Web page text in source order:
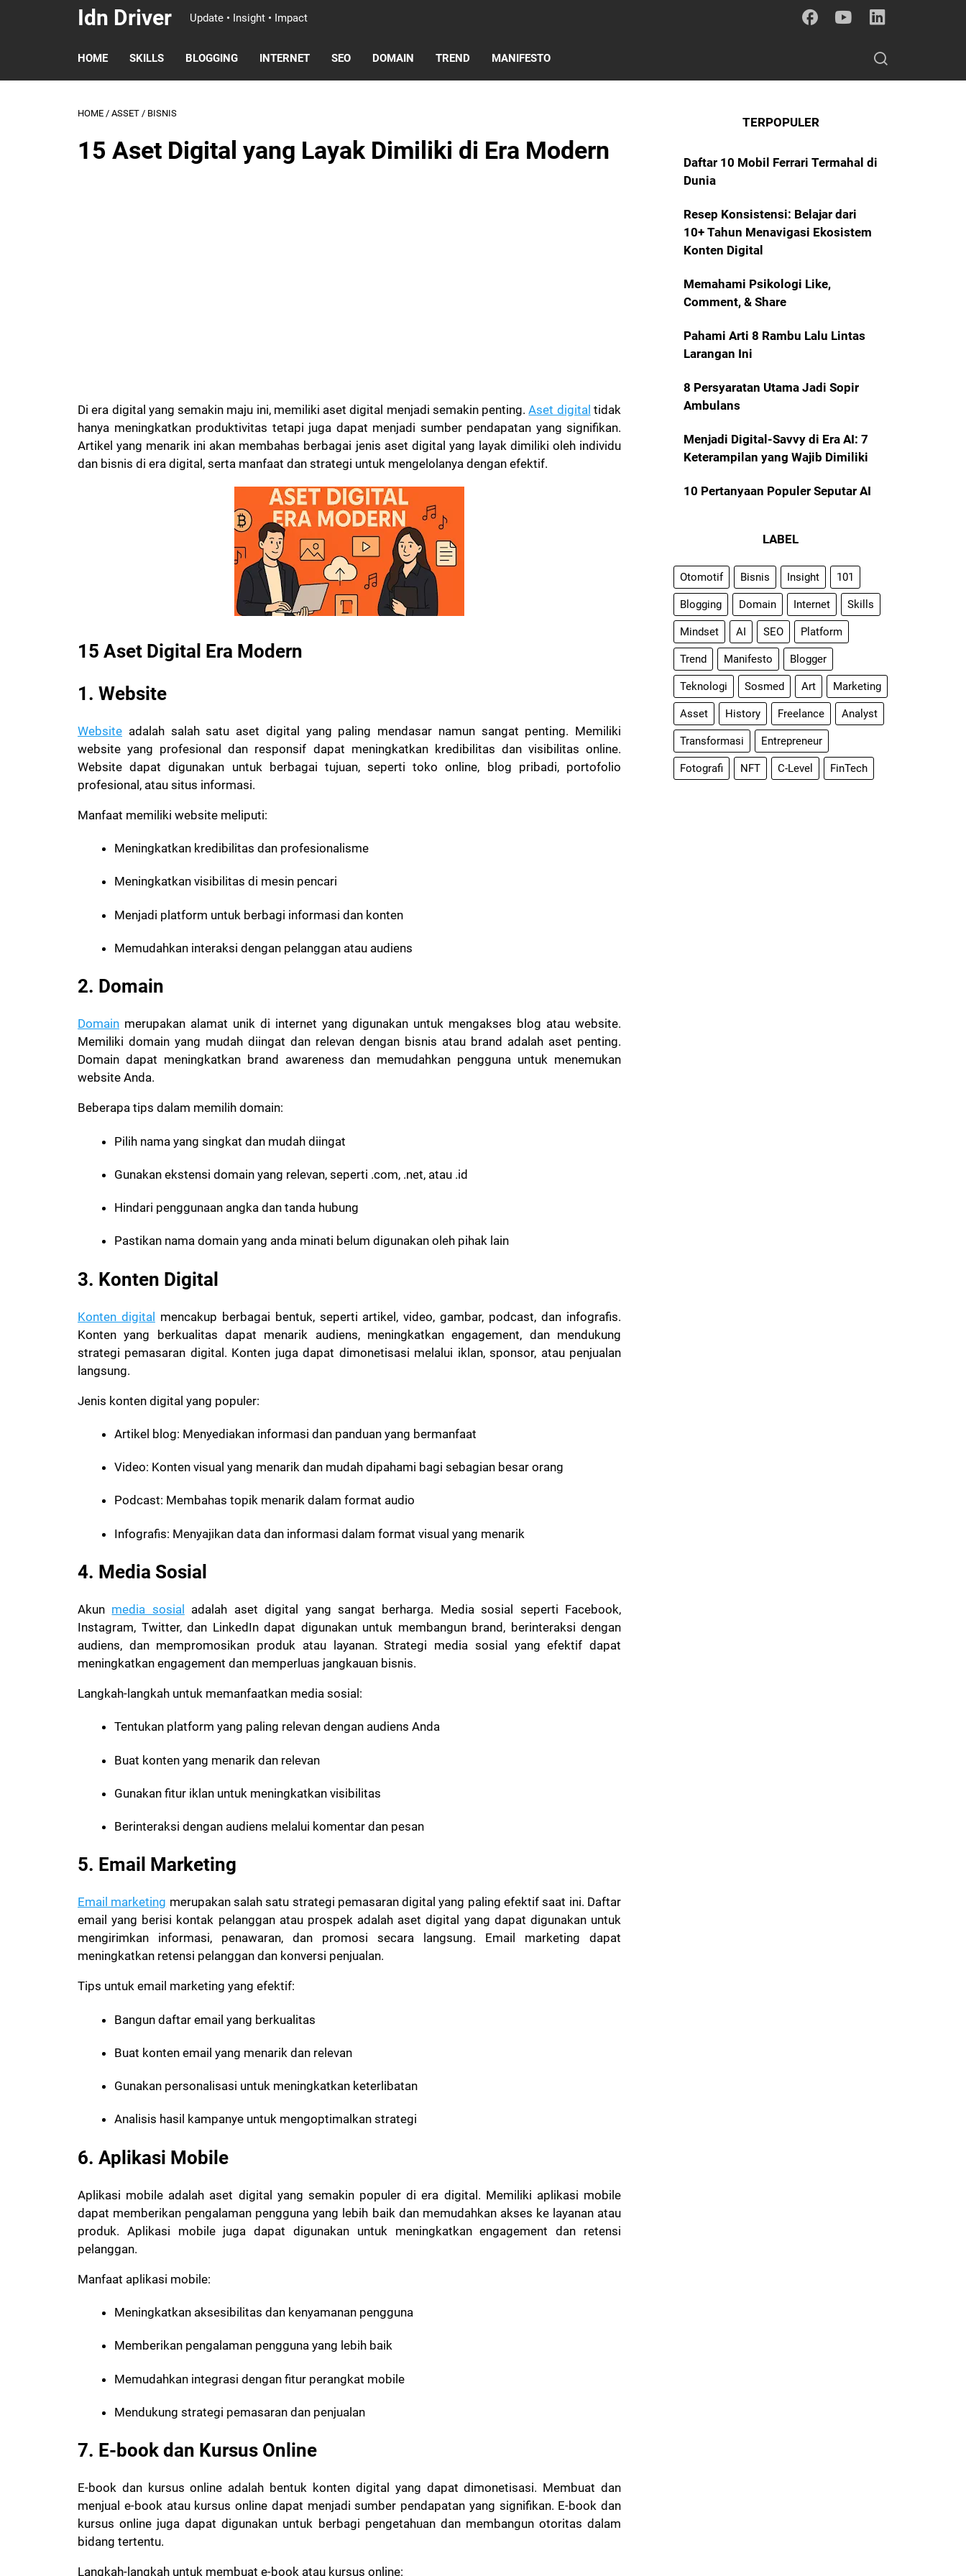
Idn Driver Update • Insight • Impact
HOME SKILLS BLOGGING INTERNET SEO DOMAIN TREND MANIFESTO
HOME / ASSET / BISNIS
15 Aset Digital yang Layak Dimiliki di Era Modern
Di era digital yang semakin maju ini, memiliki aset digital menjadi semakin penting.Aset digital tidak
hanya meningkatkan produktivitas tetapi juga dapat menjadi sumber pendapatan yang signifikan.
Artikel yang menarik ini akan membahas berbagai jenis aset digital yang layak dimiliki oleh individu
dan bisnis di era digital, serta manfaat dan strategi untuk mengelolanya dengan efektif.
15 Aset Digital Era Modern
1. Website
Website adalah salah satu aset digital yang paling mendasar namun sangat penting. Memiliki
website yang profesional dan responsif dapat meningkatkan kredibilitas dan visibilitas online.
Website dapat digunakan untuk berbagai tujuan, seperti toko online, blog pribadi, portofolio
profesional, atau situs informasi.
Manfaat memiliki website meliputi:
Meningkatkan kredibilitas dan profesionalisme
Meningkatkan visibilitas di mesin pencari
Menjadi platform untuk berbagi informasi dan konten
Memudahkan interaksi dengan pelanggan atau audiens
2. Domain
Domain merupakan alamat unik di internet yang digunakan untuk mengakses blog atau website.
Memiliki domain yang mudah diingat dan relevan dengan bisnis atau brand adalah aset penting.
Domain dapat meningkatkan brand awareness dan memudahkan pengguna untuk menemukan
website Anda.
Beberapa tips dalam memilih domain:
Pilih nama yang singkat dan mudah diingat
Gunakan ekstensi domain yang relevan, seperti .com, .net, atau .id
Hindari penggunaan angka dan tanda hubung
Pastikan nama domain yang anda minati belum digunakan oleh pihak lain
3. Konten Digital
Konten digital mencakup berbagai bentuk, seperti artikel, video, gambar, podcast, dan infografis.
Konten yang berkualitas dapat menarik audiens, meningkatkan engagement, dan mendukung
strategi pemasaran digital. Konten juga dapat dimonetisasi melalui iklan, sponsor, atau penjualan
langsung.
Jenis konten digital yang populer:
Artikel blog: Menyediakan informasi dan panduan yang bermanfaat
Video: Konten visual yang menarik dan mudah dipahami bagi sebagian besar orang
Podcast: Membahas topik menarik dalam format audio
Infografis: Menyajikan data dan informasi dalam format visual yang menarik
4. Media Sosial
Akun media sosial
adalah aset digital yang sangat berharga. Media sosial seperti Facebook,
Instagram, Twitter, dan LinkedIn dapat digunakan untuk membangun brand, berinteraksi dengan
audiens, dan mempromosikan produk atau layanan. Strategi media sosial yang efektif dapat
meningkatkan engagement dan memperluas jangkauan bisnis.
Langkah-langkah untuk memanfaatkan media sosial:
Tentukan platform yang paling relevan dengan audiens Anda
Buat konten yang menarik dan relevan
Gunakan fitur iklan untuk meningkatkan visibilitas
Berinteraksi dengan audiens melalui komentar dan pesan
5. Email Marketing
Email marketing merupakan salah satu strategi pemasaran digital yang paling efektif saat ini. Daftar
email yang berisi kontak pelanggan atau prospek adalah aset digital yang dapat digunakan untuk
mengirimkan informasi, penawaran, dan promosi secara langsung. Email marketing dapat
meningkatkan retensi pelanggan dan konversi penjualan.
Tips untuk email marketing yang efektif:
Bangun daftar email yang berkualitas
Buat konten email yang menarik dan relevan
Gunakan personalisasi untuk meningkatkan keterlibatan
Analisis hasil kampanye untuk mengoptimalkan strategi
6. Aplikasi Mobile
Aplikasi mobile adalah aset digital yang semakin populer di era digital. Memiliki aplikasi mobile
dapat memberikan pengalaman pengguna yang lebih baik dan memudahkan akses ke layanan atau
produk. Aplikasi mobile juga dapat digunakan untuk meningkatkan engagement dan retensi
pelanggan.
Manfaat aplikasi mobile:
Meningkatkan aksesibilitas dan kenyamanan pengguna
Memberikan pengalaman pengguna yang lebih baik
Memudahkan integrasi dengan fitur perangkat mobile
Mendukung strategi pemasaran dan penjualan
7. E-book dan Kursus Online
E-book dan kursus online adalah bentuk konten digital yang dapat dimonetisasi. Membuat dan
menjual e-book atau kursus online dapat menjadi sumber pendapatan yang signifikan. E-book dan
kursus online juga dapat digunakan untuk berbagi pengetahuan dan membangun otoritas dalam
bidang tertentu.
Langkah-langkah untuk membuat e-book atau kursus online:
TERPOPULER
Daftar 10 Mobil Ferrari Termahal di
Dunia
Resep Konsistensi: Belajar dari
10+ Tahun Menavigasi Ekosistem
Konten Digital
Memahami Psikologi Like,
Comment, & Share
Pahami Arti 8 Rambu Lalu Lintas
Larangan Ini
8 Persyaratan Utama Jadi Sopir
Ambulans
Menjadi Digital-Savvy di Era AI: 7
Keterampilan yang Wajib Dimiliki
10 Pertanyaan Populer Seputar AI
LABEL
Otomotif Bisnis Insight 101
Blogging Domain Internet Skills
Mindset AI SEO Platform
Trend Manifesto Blogger
Teknologi Sosmed Art Marketing
Asset History Freelance Analyst
Transformasi Entrepreneur
Fotografi NFT C-Level FinTech